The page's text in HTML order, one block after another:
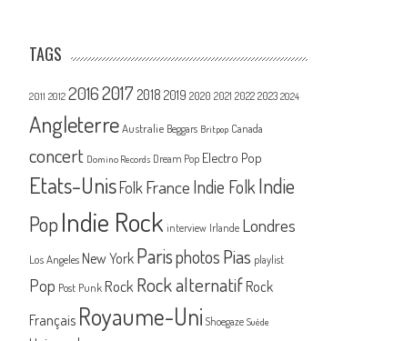
TAGS
2011 2012 20162017 2018 2019 2020 2021 2022 2023 2024
Angleterre Australie Beggars Britpop Canada
concert Domino Records Dream Pop Electro Pop
Etats-UnisFolk France Indie FolkIndie
PopIndie Rock interview Irlande Londres
Los Angeles New York Parisphotos Pias playlist
Pop Post Punk Rock Rock alternatif Rock
Français Royaume-Uni Shoegaze Suède